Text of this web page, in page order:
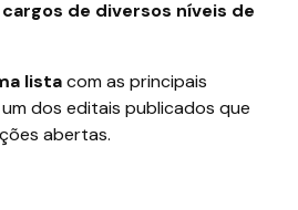
cargos de diversos níveis de
listacom as principais
dos editais publicados que
abertas.